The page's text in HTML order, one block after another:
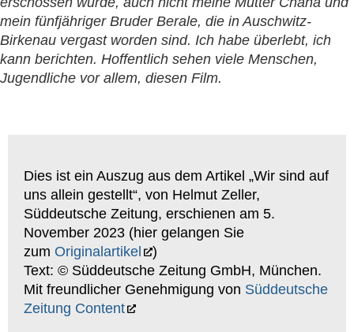
mein fünfjähriger Bruder Berale, die in Auschwitz-
Birkenau vergast worden sind. Ich habe überlebt, ich
kann berichten. Hoffentlich sehen viele Menschen,
Jugendliche vor allem, diesen Film.
Dies ist ein Auszug aus dem Artikel „Wir sind auf
uns allein gestellt“, von Helmut Zeller,
Süddeutsche Zeitung, erschienen am 5.
November 2023 (hier gelangen Sie
zum Originalartikel
)
Text: © Süddeutsche Zeitung GmbH, München.
Mit freundlicher Genehmigung von Süddeutsche
Zeitung Content